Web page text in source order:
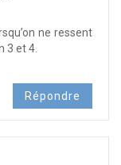
ne ressent
3 et 4.
Répondre